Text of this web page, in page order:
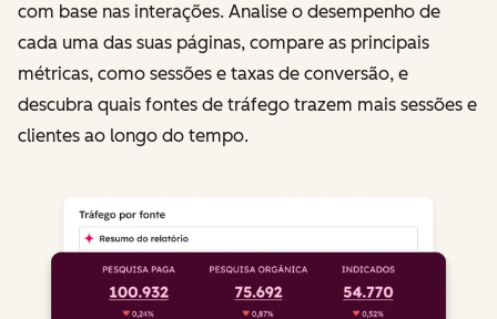
com base nas interações. Analise o desempenho de
cada uma das suas páginas, compare as principais
métricas, como sessões e taxas de conversão, e
descubra quais fontes de tráfego trazem mais sessões e
clientes ao longo do tempo.